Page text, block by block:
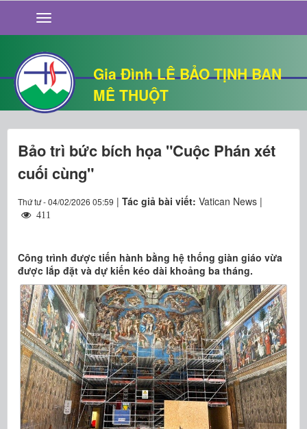
Gia Đình LÊ BẢO TỊNH BAN
MÊ THUỘT
GIỚI THIỆU
TIN TỨC
SỐNG ĐẠO
CHUYỆN NHÀ
QUÁN VĂN
THƯ GIÃN
Bảo trì bức bích họa "Cuộc Phán xét
cuối cùng"
Thứ tư - 04/02/2026 05:59 | Tác giả bài viết: Vatican News |
411
Công trình được tiến hành bằng hệ thống giàn giáo vừa
được lắp đặt và dự kiến kéo dài khoảng ba tháng.